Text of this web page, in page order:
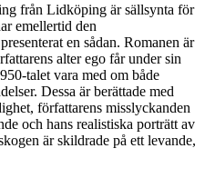
från Lidköping är sällsynta för
emellertid den
en sådan. Romanen är
alter ego får under sin
talet vara med om både
Dessa är berättade med
författarens misslyckanden
och hans realistiska porträtt av
är skildrade på ett levande,